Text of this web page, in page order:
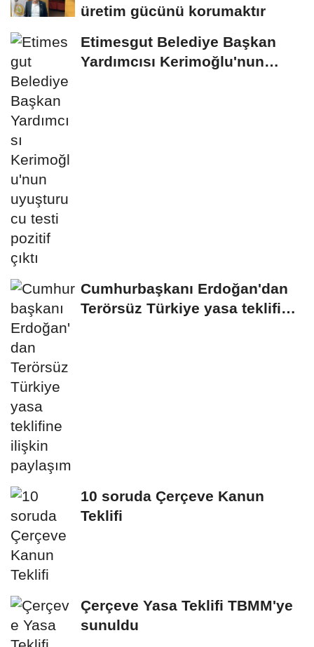
üretim gücünü korumaktır
Etimesgut Belediye Başkan
Yardımcısı Kerimoğlu'nun
Cumhurbaşkanı Erdoğan'dan
Terörsüz Türkiye yasa teklifine
10 soruda Çerçeve Kanun
Teklifi
Çerçeve Yasa Teklifi TBMM'ye
sunuldu